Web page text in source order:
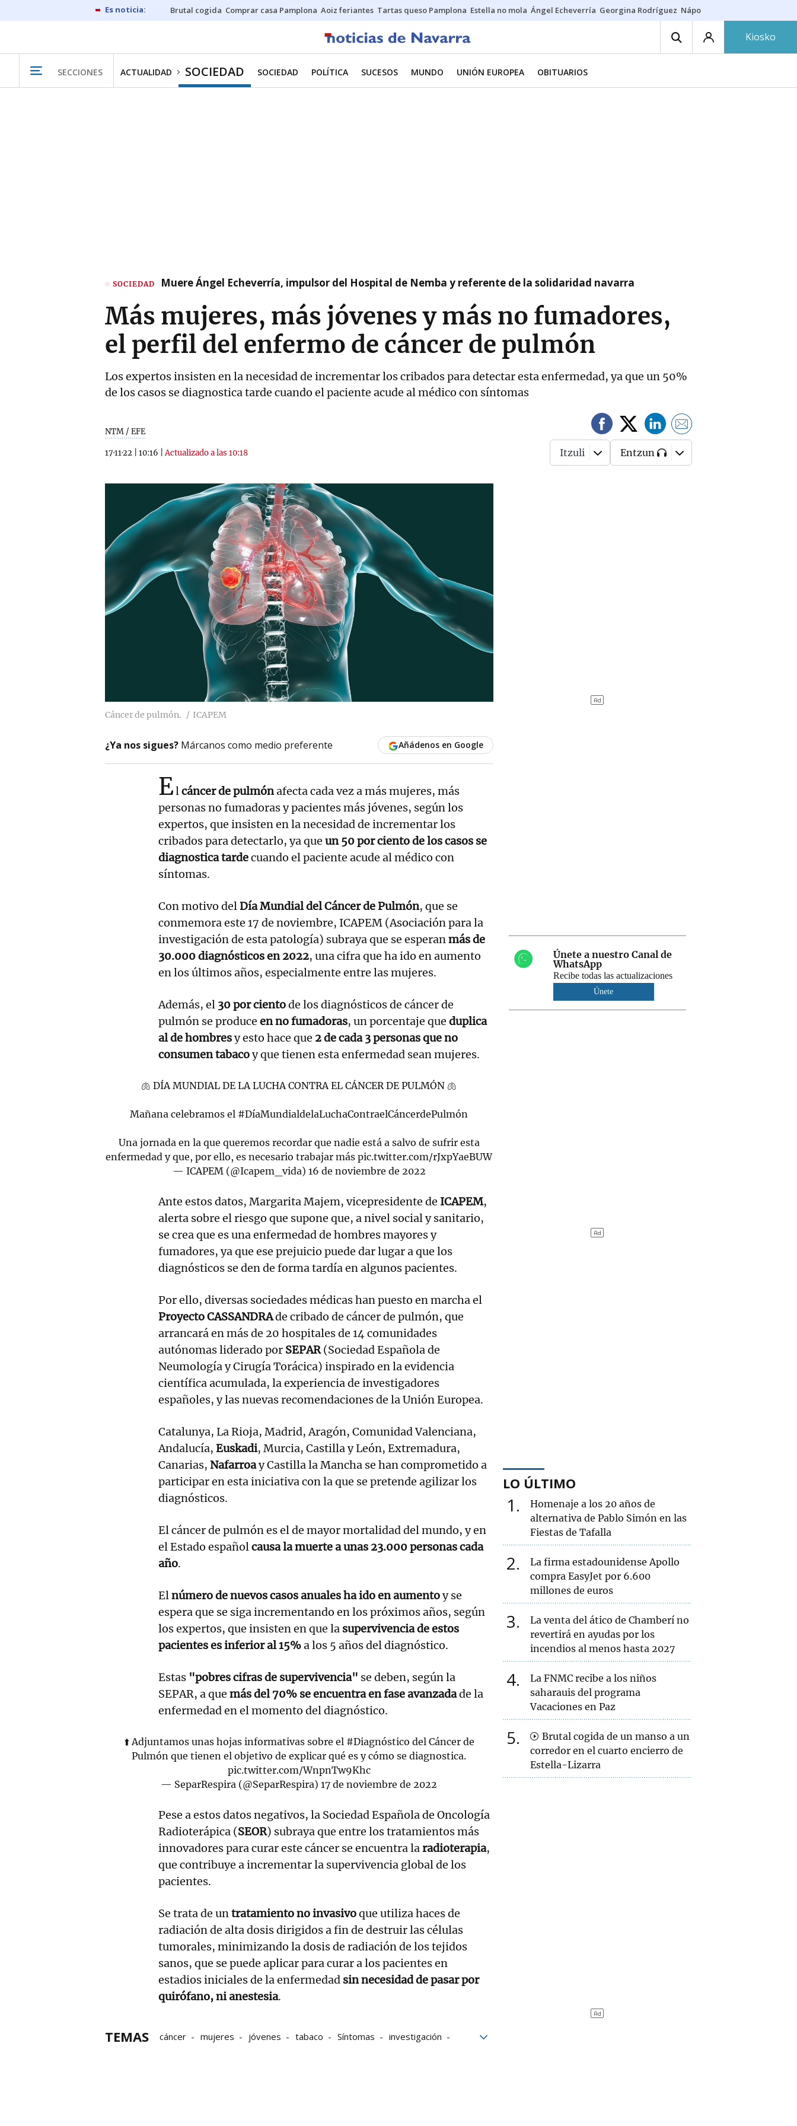
Brutal cogida Comprar casa Pamplona Aoiz feriantes Tartas queso Pamplona Estella no mola Ángel Echeverría Georgina Rodríguez Nápoles - Osasuna
Kiosko
SECCIONES ACTUALIDAD SOCIEDAD SOCIEDAD POLÍTICA SUCESOS MUNDO UNIÓN EUROPEA OBITUARIOS
SOCIEDAD Muere Ángel Echeverría, impulsor del Hospital de Nemba y referente de la solidaridad navarra
Más mujeres, más jóvenes y más no fumadores,
el perfil del enfermo de cáncer de pulmón
Los expertos insisten en la necesidad de incrementar los cribados para detectar esta enfermedad, ya que un 50%
de los casos se diagnostica tarde cuando el paciente acude al médico con síntomas
NTM / EFE
17·11·22 10:16 |Actualizado a las 10:18 Itzuli Entzun
Cáncer de pulmón. ICAPEM
¿Ya nos sigues? Márcanos como medio preferente Añádenos en Google
Elcáncer de pulmónafecta cada vez a más mujeres, más
personas no fumadoras y pacientes más jóvenes, según los
expertos, que insisten en la necesidad de incrementar los
cribados para detectarlo, ya que un 50 por ciento de los casos se
diagnostica tardecuando el paciente acude al médico con
síntomas.
Con motivo delDía Mundial del Cáncer de Pulmón, que se
conmemora este 17 de noviembre, ICAPEM (Asociación para la
investigación de esta patología) subraya que se esperanmás de
30.000 diagnósticos en 2022, una cifra que ha ido en aumento
en los últimos años, especialmente entre las mujeres.
Además, el 30 por cientode los diagnósticos de cáncer de
pulmón se produce en no fumadoras, un porcentaje que duplica
al de hombresy esto hace que 2 de cada 3 personas que no
consumen tabacoy que tienen esta enfermedad sean mujeres.
🫁 DÍA MUNDIAL DE LA LUCHA CONTRA EL CÁNCER DE PULMÓN 🫁
Mañana celebramos el #DíaMundialdelaLuchaContraelCáncerdePulmón
Una jornada en la que queremos recordar que nadie está a salvo de sufrir esta
enfermedad y que, por ello, es necesario trabajar máspic.twitter.com/rJxpYaeBUW
— ICAPEM (@Icapem_vida) 16 de noviembre de 2022
Ante estos datos, Margarita Majem, vicepresidente de ICAPEM,
alerta sobre el riesgo que supone que, a nivel social y sanitario,
se crea que es una enfermedad de hombres mayores y
fumadores, ya que ese prejuicio puede dar lugar a que los
diagnósticos se den de forma tardía en algunos pacientes.
Por ello, diversas sociedades médicas han puesto en marcha el
Proyecto CASSANDRAde cribado de cáncer de pulmón, que
arrancará en más de 20 hospitales de 14 comunidades
autónomas liderado por SEPAR(Sociedad Española de
Neumología y Cirugía Torácica) inspirado en la evidencia
científica acumulada, la experiencia de investigadores
españoles, y las nuevas recomendaciones de la Unión Europea.
Catalunya, La Rioja, Madrid, Aragón, Comunidad Valenciana,
Andalucía, Euskadi, Murcia, Castilla y León, Extremadura,
Canarias, Nafarroay Castilla la Mancha se han comprometido a
participar en esta iniciativa con la que se pretende agilizar los
diagnósticos.
El cáncer de pulmón es el de mayor mortalidad del mundo, y en
el Estado españolcausa la muerte a unas 23.000 personas cada
año.
Elnúmero de nuevos casos anuales ha ido en aumentoy se
espera que se siga incrementando en los próximos años, según
los expertos, que insisten en que la supervivencia de estos
pacientes es inferior al 15%a los 5 años del diagnóstico.
Estas "pobres cifras de supervivencia" se deben, según la
SEPAR, a que más del 70% se encuentra en fase avanzadade la
enfermedad en el momento del diagnóstico.
⬆️ Adjuntamos unas hojas informativas sobre el #Diagnóstico del Cáncer de
Pulmón que tienen el objetivo de explicar qué es y cómo se diagnostica.
pic.twitter.com/WnpnTw9Khc
— SeparRespira (@SeparRespira)17 de noviembre de 2022
Pese a estos datos negativos, la Sociedad Española de Oncología
Radioterápica (SEOR) subraya que entre los tratamientos más
innovadores para curar este cáncer se encuentra laradioterapia,
que contribuye a incrementar la supervivencia global de los
pacientes.
Se trata de untratamiento no invasivoque utiliza haces de
radiación de alta dosis dirigidos a fin de destruir las células
tumorales, minimizando la dosis de radiación de los tejidos
sanos, que se puede aplicar para curar a los pacientes en
estadios iniciales de la enfermedad sin necesidad de pasar por
quirófano, ni anestesia.
TEMAS cáncer mujeres jóvenes tabaco Síntomas
investigación
Únete a nuestro Canal de
WhatsApp
Recibe todas las actualizaciones
Únete
LO ÚLTIMO
1
Homenaje a los 20 años de
alternativa de Pablo Simón en las
Fiestas de Tafalla
2
La firma estadounidense Apollo
compra EasyJet por 6.600
millones de euros
3
La venta del ático de Chamberí no
revertirá en ayudas por los
incendios al menos hasta 2027
4
La FNMC recibe a los niños
saharauis del programa
Vacaciones en Paz
5
Brutal cogida de un manso a un
corredor en el cuarto encierro de
Estella-Lizarra